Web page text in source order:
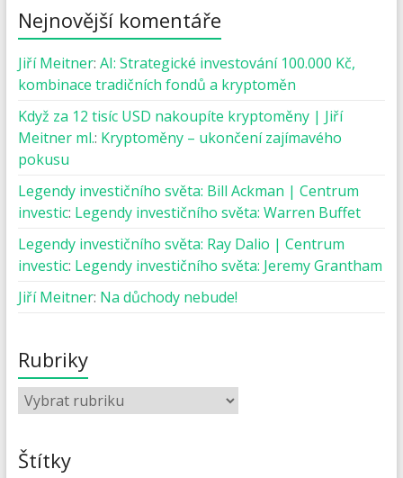
Nejnovější komentáře
Jiří Meitner: AI: Strategické investování 100.000 Kč,
kombinace tradičních fondů a kryptoměn
Když za 12 tisíc USD nakoupíte kryptoměny | Jiří
Meitner ml.: Kryptoměny – ukončení zajímavého
pokusu
Legendy investičního světa: Bill Ackman | Centrum
investic: Legendy investičního světa: Warren Buffet
Legendy investičního světa: Ray Dalio | Centrum
investic: Legendy investičního světa: Jeremy Grantham
Jiří Meitner: Na důchody nebude!
Rubriky
Štítky